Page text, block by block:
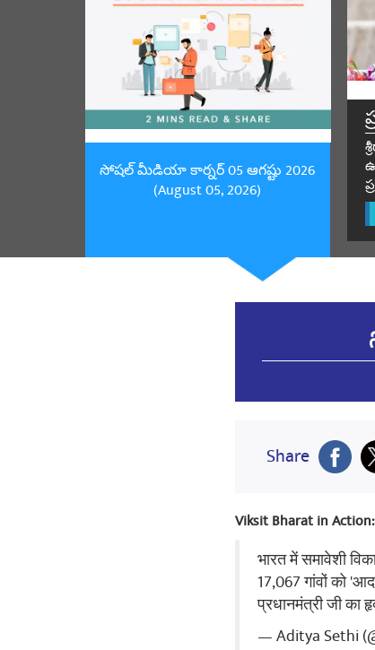
Anish
Anish
షేర్
Anish
సోషల్ మీడియా కార్నర్ 05 ఆగష్టు 2026
(August 05, 2026)
Share
Viksit Bharat in
भारत में समावेशी
17,067 गांवों को
प्रधानमंत्री जी का
— Aditya Sethi